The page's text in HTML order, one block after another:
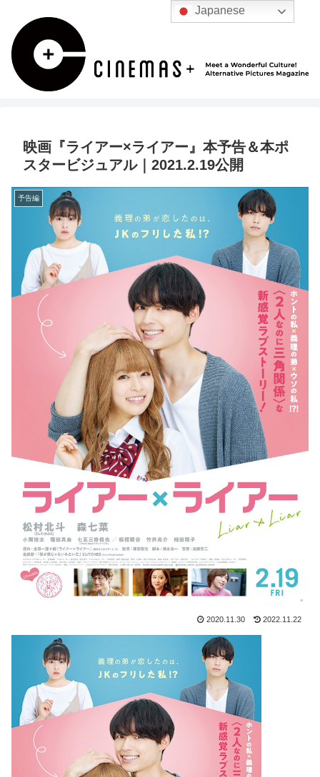
映画『ライアー×ライアー』本予告＆本ポ
スタービジュアル｜2021.2.19公開
予告編
2020.11.30 2022.11.22
Japanese